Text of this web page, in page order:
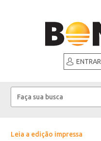
ENTRAR
Leia a edição impressa